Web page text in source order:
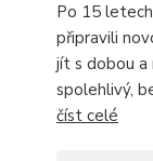
Po 15
připravili
jít s dobou a
spolehlivý,
číst celé